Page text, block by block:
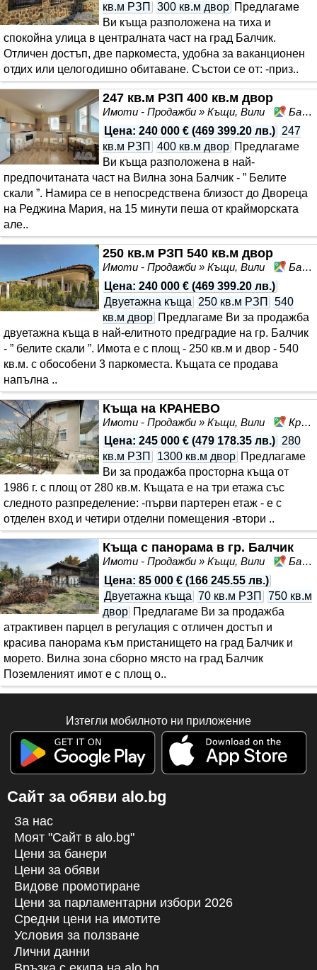
кв.м РЗП
300 кв.м двор Предлагаме
Ви къща разположена на тиха и
спокойна улица в централната част на град Балчик.
Отличен достъп, две паркоместа, удобна за ваканционен
отдих или целогодишно обитаване. Състои се от: -приз..
247 кв.м РЗП 400 кв.м двор
Имоти - Продажби » Къщи, Вили
Балчик, област Добрич
Цена: 240 000 € (469 399.20 лв.) 247
кв.м РЗП
400 кв.м двор Предлагаме
Ви къща разположена в най-
предпочитаната част на Вилна зона Балчик - ” Белите
скали ”. Намира се в непосредствена близост до Двореца
на Реджина Мария, на 15 минути пеша от крайморската
але..
250 кв.м РЗП 540 кв.м двор
Имоти - Продажби » Къщи, Вили
Балчик, област Добрич
Цена: 240 000 € (469 399.20 лв.)
Двуетажна къща
250 кв.м РЗП
540
кв.м двор Предлагаме Ви за продажба
двуетажна къща в най-елитното предградие на гр. Балчик
- ” белите скали ”. Имота е с площ - 250 кв.м и двор - 540
кв.м. с обособени 3 паркоместа. Къщата се продава
напълна ..
Къща на КРАНЕВО
Имоти - Продажби » Къщи, Вили
Кранево, област Добрич
Цена: 245 000 € (479 178.35 лв.) 280
кв.м РЗП
1300 кв.м двор Предлагаме
Ви за продажба просторна къща от
1986 г. с площ от 280 кв.м. Къщата е на три етажа със
следното разпределение: -първи партерен етаж - е с
отделен вход и четири отделни помещения -втори ..
Къща с панорама в гр. Балчик
Имоти - Продажби » Къщи, Вили
Балчик, област Добрич
Цена: 85 000 € (166 245.55 лв.)
Двуетажна къща 70 кв.м РЗП
750 кв.м
двор Предлагаме Ви за продажба
атрактивен парцел в регулация с отличен достъп и
красива панорама към пристанището на град Балчик и
морето. Вилна зона сборно място на град Балчик
Поземленият имот е с площ о..
Изтегли мобилното ни приложение
Сайт за обяви alo.bg
За нас
Моят "Сайт в alo.bg"
Цени за банери
Цени за обяви
Видове промотиране
Цени за парламентарни избори 2026
Средни цени на имотите
Условия за ползване
Лични данни